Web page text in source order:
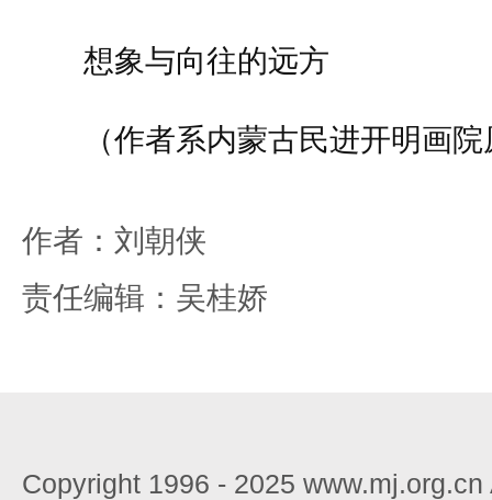
想象与向往的远方
（作者系内蒙古民进开明画院
作者：刘朝侠
责任编辑：吴桂娇
Copyright 1996 - 2025